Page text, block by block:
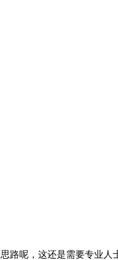
呢，这还是需要专业人